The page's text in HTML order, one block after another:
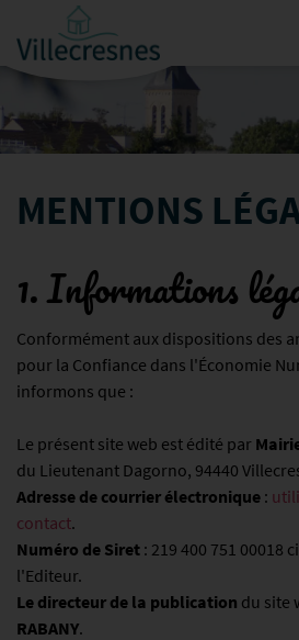
MENTIONS
1. Informations
Conformément aux dispositions des
pour la Confiance dans l'Économie
informons que :
Le présent site web est édité par
du Lieutenant Dagorno, 94440
Adresse de courrier électronique :
contact.
Numéro de Siret : 219 400 751 00018
l'Editeur.
Le directeur de la publication du site
RABANY.